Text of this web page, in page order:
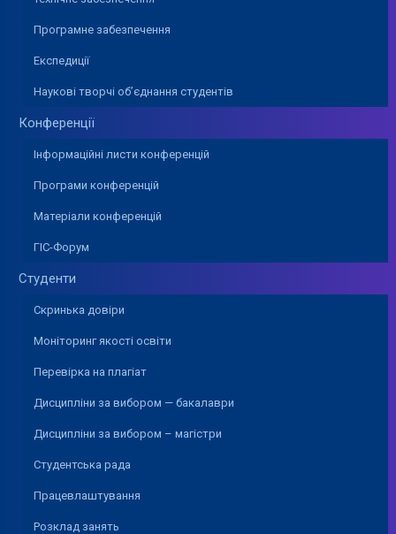
Програмне забезпечення
Експедиції
Наукові творчі об’єднання студентів
Конференції
Інформаційні листи конференцій
Програми конференцій
Матеріали конференцій
ГІС-Форум
Студенти
Скринька довіри
Моніторинг якості освіти
Перевірка на плагіат
Дисципліни за вибором — бакалаври
Дисципліни за вибором – магістри
Студентська рада
Працевлаштування
Розклад занять